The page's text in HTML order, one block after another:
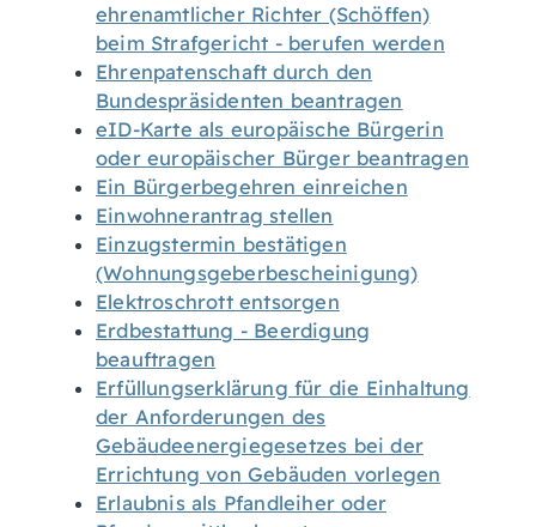
ehrenamtlicher Richter (Schöffen)
beim Strafgericht - berufen werden
Ehrenpatenschaft durch den
Bundespräsidenten beantragen
eID-Karte als europäische Bürgerin
oder europäischer Bürger beantragen
Ein Bürgerbegehren einreichen
Einwohnerantrag stellen
Einzugstermin bestätigen
(Wohnungsgeberbescheinigung)
Elektroschrott entsorgen
Erdbestattung - Beerdigung
beauftragen
Erfüllungserklärung für die Einhaltung
der Anforderungen des
Gebäudeenergiegesetzes bei der
Errichtung von Gebäuden vorlegen
Erlaubnis als Pfandleiher oder